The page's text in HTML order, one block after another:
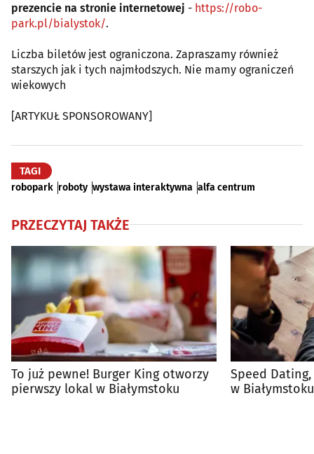
prezencie na stronie internetowej - https://robo-
park.pl/bialystok/.
Liczba biletów jest ograniczona. Zapraszamy również
starszych jak i tych najmłodszych. Nie mamy ograniczeń
wiekowych
[ARTYKUŁ SPONSOROWANY]
TAGI
robopark roboty wystawa interaktywna alfa centrum
PRZECZYTAJ TAKŻE
To już pewne! Burger King otworzy
pierwszy lokal w Białymstoku
Speed
w